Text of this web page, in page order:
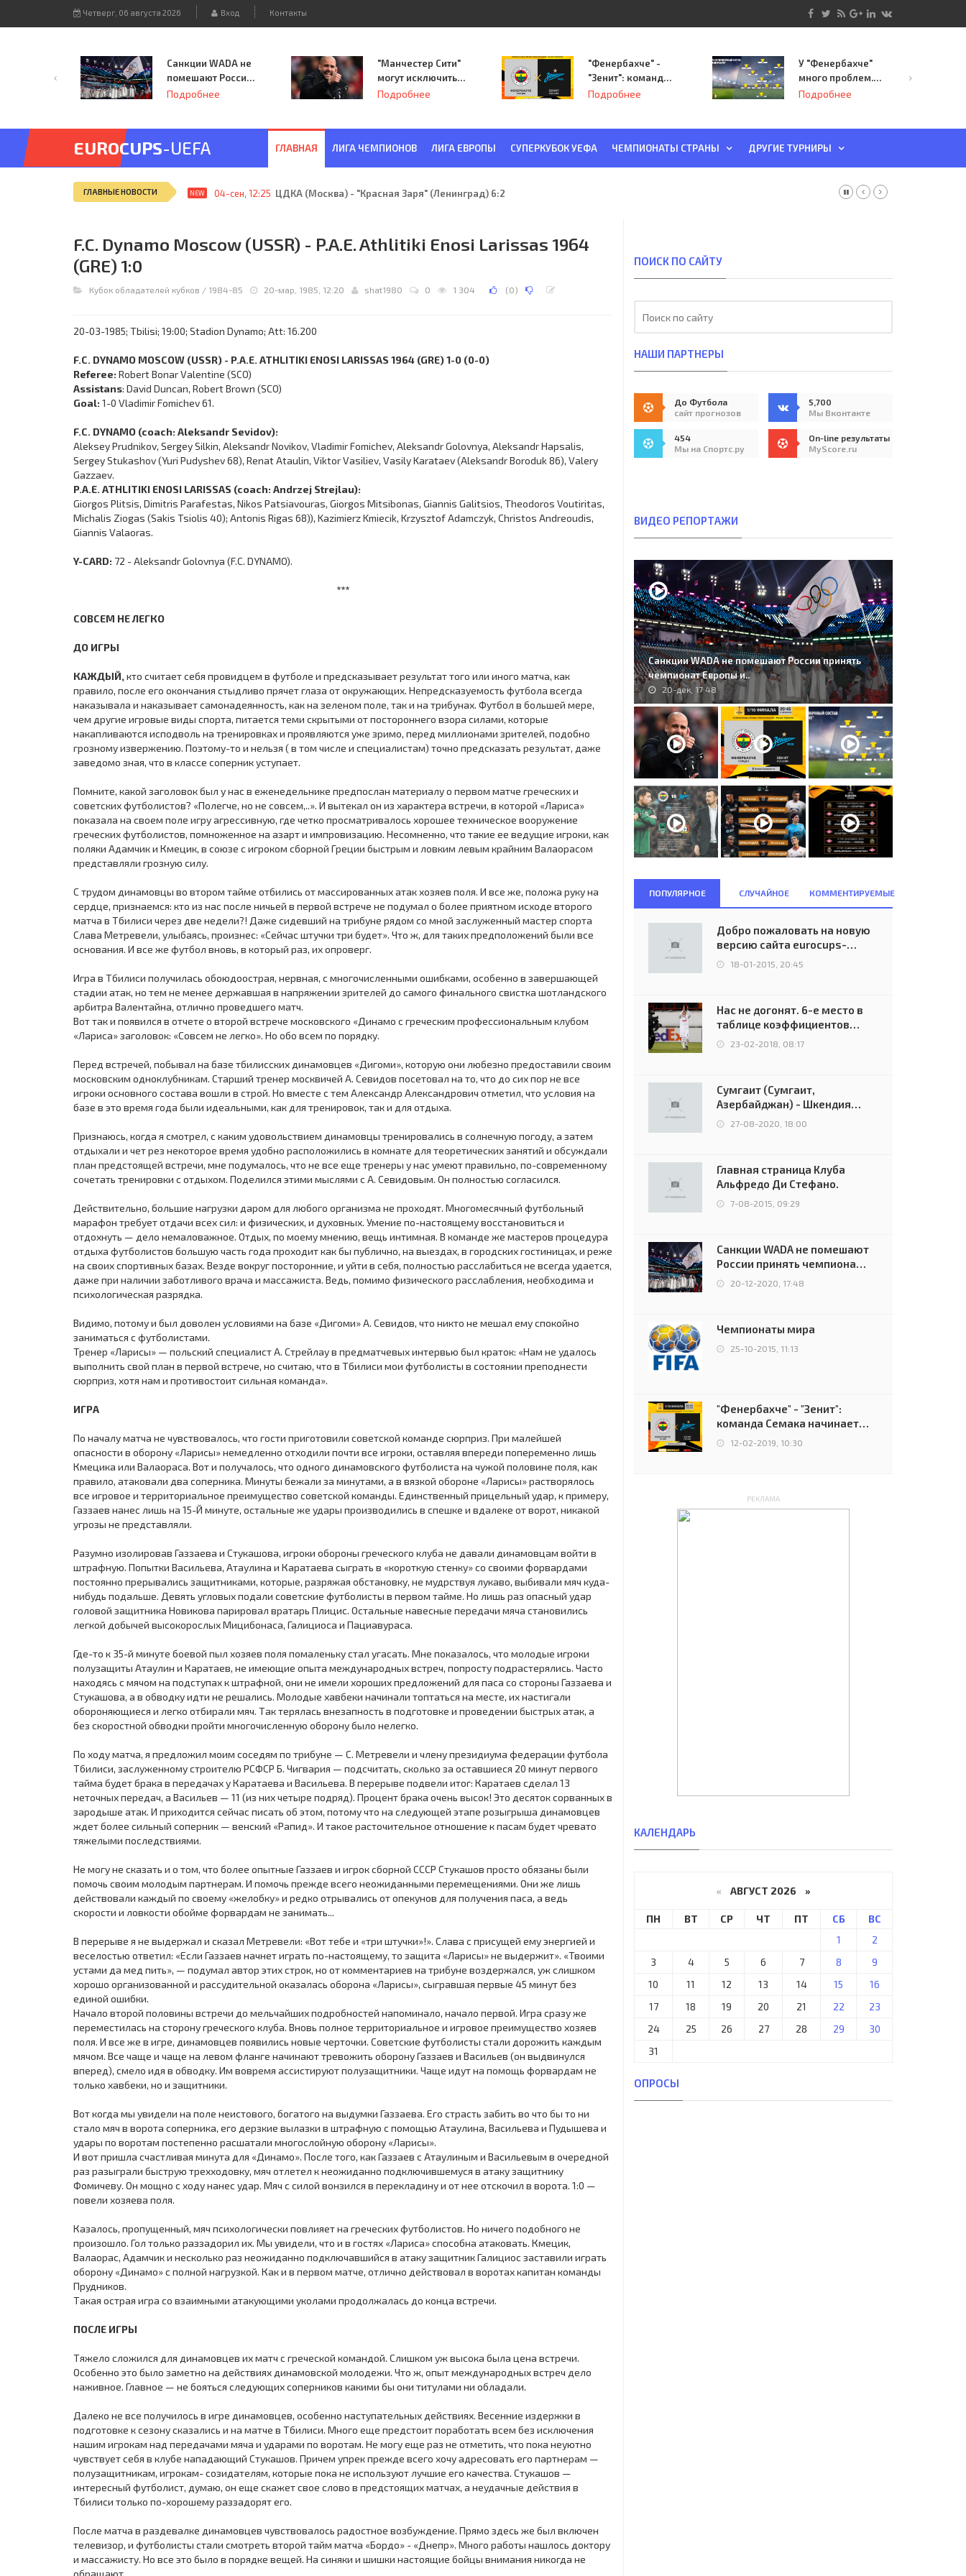
Четверг, 06 августа 2026 Вход Контакты
Санкции WADA не
помешают России
принять
Подробнее
"Манчестер Сити"
могут исключить
из Лиги
Подробнее
"Фенербахче" -
"Зенит": команда
Семака начинает
Подробнее
У "Фенербахче"
много проблем.
Но он опасен для
Подробнее
EUROCUPS-UEFA ГЛАВНАЯ ЛИГА ЧЕМПИОНОВ ЛИГА ЕВРОПЫ СУПЕРКУБОК УЕФА ЧЕМПИОНАТЫ СТРАНЫ ДРУГИЕ ТУРНИРЫ
ГЛАВНЫЕ НОВОСТИ NEW 04-сен, 12:25 ЦДКА (Москва) - "Красная Заря" (Ленинград) 6:2
F.C. Dynamo Moscow (USSR) - P.A.E. Athlitiki Enosi Larissas 1964
(GRE) 1:0
Кубок обладателей кубков / 1984-85 20-мар, 1985, 12:20 shat1980 0 1 304 (0)
20-03-1985; Tbilisi; 19:00; Stadion Dynamo; Att: 16.200
F.C. DYNAMO MOSCOW (USSR) - P.A.E. ATHLITIKI ENOSI LARISSAS 1964 (GRE) 1-0 (0-0)
Referee: Robert Bonar Valentine (SCO)
Assistans: David Duncan, Robert Brown (SCO)
Goal: 1-0 Vladimir Fomichev 61.
F.C. DYNAMO (coach: Aleksandr Sevidov):
Aleksey Prudnikov, Sergey Silkin, Aleksandr Novikov, Vladimir Fomichev, Aleksandr Golovnya, Aleksandr Hapsalis,
Sergey Stukashov (Yuri Pudyshev 68), Renat Ataulin, Viktor Vasiliev, Vasily Karataev (Aleksandr Boroduk 86), Valery
Gazzaev.
P.A.E. ATHLITIKI ENOSI LARISSAS (coach: Andrzej Strejlau):
Giorgos Plitsis, Dimitris Parafestas, Nikos Patsiavouras, Giorgos Mitsibonas, Giannis Galitsios, Theodoros Voutiritas,
Michalis Ziogas (Sakis Tsiolis 40); Antonis Rigas 68)), Kazimierz Kmiecik, Krzysztof Adamczyk, Christos Andreoudis,
Giannis Valaoras.
Y-CARD: 72 - Aleksandr Golovnya (F.C. DYNAMO).
***
СОВСЕМ НЕ ЛЕГКО
ДО ИГРЫ
КАЖДЫЙ, кто считает себя провидцем в футболе и предсказывает результат того или иного матча, как
правило, после его окончания стыдливо прячет глаза от окружающих. Непредсказуемость футбола всегда
наказывала и наказывает самонадеянность, как на зеленом поле, так и на трибунах. Футбол в большей мере,
чем другие игровые виды спорта, питается теми скрытыми от постороннего взора силами, которые
накапливаются исподволь на тренировках и проявляются уже зримо, перед миллионами зрителей, подобно
грозному извержению. Поэтому-то и нельзя ( в том числе и специалистам) точно предсказать результат, даже
заведомо зная, что в классе соперник уступает.
Помните, какой заголовок был у нас в еженедельнике предпослан материалу о первом матче греческих и
советских футболистов? «Полегче, но не совсем,..». И вытекал он из характера встречи, в которой «Лариса»
показала на своем поле игру агрессивную, где четко просматривалось хорошее техническое вооружение
греческих футболистов, помноженное на азарт и импровизацию. Несомненно, что такие ее ведущие игроки, как
поляки Адамчик и Кмецик, в союзе с игроком сборной Греции быстрым и ловким левым крайним Валаорасом
представляли грозную силу.
С трудом динамовцы во втором тайме отбились от массированных атак хозяев поля. И все же, положа руку на
сердце, признаемся: кто из нас после ничьей в первой встрече не подумал о более приятном исходе второго
матча в Тбилиси через две недели?! Даже сидевший на трибуне рядом со мной заслуженный мастер спорта
Слава Метревели, улыбаясь, произнес: «Сейчас штучки три будет». Что ж, для таких предположений были все
основания. И все же футбол вновь, в который раз, их опроверг.
Игра в Тбилиси получилась обоюдоострая, нервная, с многочисленными ошибками, особенно в завершающей
стадии атак, но тем не менее державшая в напряжении зрителей до самого финального свистка шотландского
арбитра Валентайна, отлично проведшего матч.
Вот так и появился в отчете о второй встрече московского «Динамо с греческим профессиональным клубом
«Лариса» заголовок: «Совсем не легко». Но обо всем по порядку.
Перед встречей, побывал на базе тбилисских динамовцев «Дигоми», которую они любезно предоставили своим
московским одноклубникам. Старший тренер москвичей А. Севидов посетовал на то, что до сих пор не все
игроки основного состава вошли в строй. Но вместе с тем Александр Александрович отметил, что условия на
базе в это время года были идеальными, как для тренировок, так и для отдыха.
Признаюсь, когда я смотрел, с каким удовольствием динамовцы тренировались в солнечную погоду, а затем
отдыхали и чет рез некоторое время удобно расположились в комнате для теоретических занятий и обсуждали
план предстоящей встречи, мне подумалось, что не все еще тренеры у нас умеют правильно, по-современному
сочетать тренировки с отдыхом. Поделился этими мыслями с А. Севидовым. Он полностью согласился.
Действительно, большие нагрузки даром для любого организма не проходят. Многомесячный футбольный
марафон требует отдачи всех сил: и физических, и духовных. Умение по-настоящему восстановиться и
отдохнуть — дело немаловажное. Отдых, по моему мнению, вещь интимная. В команде же мастеров процедура
отдыха футболистов большую часть года проходит как бы публично, на выездах, в городских гостиницах, и реже
на своих спортивных базах. Везде вокруг посторонние, и уйти в себя, полностью расслабиться не всегда удается,
даже при наличии заботливого врача и массажиста. Ведь, помимо физического расслабления, необходима и
психологическая разрядка.
Видимо, потому и был доволен условиями на базе «Дигоми» А. Севидов, что никто не мешал ему спокойно
заниматься с футболистами.
Тренер «Ларисы» — польский специалист А. Стрейлау в предматчевых интервью был краток: «Нам не удалось
выполнить свой план в первой встрече, но считаю, что в Тбилиси мои футболисты в состоянии преподнести
сюрприз, хотя нам и противостоит сильная команда».
ИГРА
По началу матча не чувствовалось, что гости приготовили советской команде сюрприз. При малейшей
опасности в оборону «Ларисы» немедленно отходили почти все игроки, оставляя впереди попеременно лишь
Кмецика или Валаораса. Вот и получалось, что одного динамовского футболиста на чужой половине поля, как
правило, атаковали два соперника. Минуты бежали за минутами, а в вязкой обороне «Ларисы» растворялось
все игровое и территориальное преимущество советской команды. Единственный прицельный удар, к примеру,
Газзаев нанес лишь на 15-Й минуте, остальные же удары производились в спешке и вдалеке от ворот, никакой
угрозы не представляли.
Разумно изолировав Газзаева и Стукашова, игроки обороны греческого клуба не давали динамовцам войти в
штрафную. Попытки Васильева, Атаулина и Каратаева сыграть в «короткую стенку» со своими форвардами
постоянно прерывались защитниками, которые, разряжая обстановку, не мудрствуя лукаво, выбивали мяч куда-
нибудь подальше. Девять угловых подали советские футболисты в первом тайме. Но лишь раз опасный удар
головой защитника Новикова парировал вратарь Плицис. Остальные навесные передачи мяча становились
легкой добычей высокорослых Мицибонаса, Галициоса и Пациавураса.
Где-то к 35-й минуте боевой пыл хозяев поля помаленьку стал угасать. Мне показалось, что молодые игроки
полузащиты Атаулин и Каратаев, не имеющие опыта международных встреч, попросту подрастерялись. Часто
находясь с мячом на подступах к штрафной, они не имели хороших предложений для паса со стороны Газзаева и
Стукашова, а в обводку идти не решались. Молодые хавбеки начинали топтаться на месте, их настигали
обороняющиеся и легко отбирали мяч. Так терялась внезапность в подготовке и проведении быстрых атак, а
без скоростной обводки пройти многочисленную оборону было нелегко.
По ходу матча, я предложил моим соседям по трибуне — С. Метревели и члену президиума федерации футбола
Тбилиси, заслуженному строителю РСФСР Б. Чигвария — подсчитать, сколько за оставшиеся 20 минут первого
тайма будет брака в передачах у Каратаева и Васильева. В перерыве подвели итог: Каратаев сделал 13
неточных передач, а Васильев — 11 (из них четыре подряд). Процент брака очень высок! Это десяток сорванных в
зародыше атак. И приходится сейчас писать об этом, потому что на следующей этапе розыгрыша динамовцев
ждет более сильный соперник — венский «Рапид». И такое расточительное отношение к пасам будет чревато
тяжелыми последствиями.
Не могу не сказать и о том, что более опытные Газзаев и игрок сборной СССР Стукашов просто обязаны были
помочь своим молодым партнерам. И помочь прежде всего неожиданными перемещениями. Они же лишь
действовали каждый по своему «желобку» и редко отрывались от опекунов для получения паса, а ведь
скорости и ловкости обойме форвардам не занимать...
В перерыве я не выдержал и сказал Метревели: «Вот тебе и «три штучки»!». Слава с присущей ему энергией и
веселостью ответил: «Если Газзаев начнет играть по-настоящему, то защита «Ларисы» не выдержит». «Твоими
устами да мед пить», — подумал автор этих строк, но от комментариев на трибуне воздержался, уж слишком
хорошо организованной и рассудительной оказалась оборона «Ларисы», сыгравшая первые 45 минут без
единой ошибки.
Начало второй половины встречи до мельчайших подробностей напоминало, начало первой. Игра сразу же
переместилась на сторону греческого клуба. Вновь полное территориальное и игровое преимущество хозяев
поля. И все же в игре, динамовцев появились новые черточки. Советские футболисты стали дорожить каждым
мячом. Все чаще и чаще на левом фланге начинают тревожить оборону Газзаев и Васильев (он выдвинулся
вперед), смело идя в обводку. Им вовремя ассистируют полузащитники. Чаще идут на помощь форвардам не
только хавбеки, но и защитники.
Вот когда мы увидели на поле неистового, богатого на выдумки Газзаева. Его страсть забить во что бы то ни
стало мяч в ворота соперника, его дерзкие вылазки в штрафную с помощью Атаулина, Васильева и Пудышева и
удары по воротам постепенно расшатали многослойную оборону «Ларисы».
И вот пришла счастливая минута для «Динамо». После того, как Газзаев с Атаулиным и Васильевым в очередной
раз разыграли быструю трехходовку, мяч отлетел к неожиданно подключившемуся в атаку защитнику
Фомичеву. Он мощно с ходу нанес удар. Мяч с силой вонзился в перекладину и от нее отскочил в ворота. 1:0 —
повели хозяева поля.
Казалось, пропущенный, мяч психологически повлияет на греческих футболистов. Но ничего подобного не
произошло. Гол только раззадорил их. Мы увидели, что и в гостях «Лариса» способна атаковать. Кмецик,
Валаорас, Адамчик и несколько раз неожиданно подключавшийся в атаку защитник Галициос заставили играть
оборону «Динамо» с полной нагрузкой. Как и в первом матче, отлично действовал в воротах капитан команды
Прудников.
Такая острая игра со взаимными атакующими уколами продолжалась до конца встречи.
ПОСЛЕ ИГРЫ
Тяжело сложился для динамовцев их матч с греческой командой. Слишком уж высока была цена встречи.
Особенно это было заметно на действиях динамовской молодежи. Что ж, опыт международных встреч дело
наживное. Главное — не бояться следующих соперников какими бы они титулами ни обладали.
Далеко не все получилось в игре динамовцев, особенно наступательных действиях. Весенние издержки в
подготовке к сезону сказались и на матче в Тбилиси. Много еще предстоит поработать всем без исключения
нашим игрокам над передачами мяча и ударами по воротам. Не могу еще раз не отметить, что пока неуютно
чувствует себя в клубе нападающий Стукашов. Причем упрек прежде всего хочу адресовать его партнерам —
полузащитникам, игрокам- созидателям, которые пока не используют лучшие его качества. Стукашов —
интересный футболист, думаю, он еще скажет свое слово в предстоящих матчах, а неудачные действия в
Тбилиси только по-хорошему раззадорят его.
После матча в раздевалке динамовцев чувствовалось радостное возбуждение. Прямо здесь же был включен
телевизор, и футболисты стали смотреть второй тайм матча «Бордо» - «Днепр». Много работы нашлось доктору
и массажисту. Но все это было в порядке вещей. На синяки и шишки настоящие бойцы внимания никогда не
обращают.
ПОИСК ПО САЙТУ
НАШИ ПАРТНЕРЫ
До Футбола
сайт прогнозов
5,700
Мы Вконтакте
454
Мы на Спортс.ру
On-line результаты
MyScore.ru
ВИДЕО РЕПОРТАЖИ
Санкции WADA не помешают России принять
чемпионат Европы и..
20-дек, 17:48
ПОПУЛЯРНОЕ СЛУЧАЙНОЕ КОММЕНТИРУЕМЫЕ
Добро пожаловать на новую
версию сайта eurocups-
uefa.ru
18-01-2015, 20:45
Нас не догонят. 6-е место в
таблице коэффициентов
УЕФА остаётся за Россией
23-02-2018, 08:17
Сумгаит (Сумгаит,
Азербайджан) - Шкендия
(Тетово, Северная
Македония) - 0:2 (0:0)
27-08-2020, 18:00
Главная страница Клуба
Альфредо Ди Стефано.
7-08-2015, 09:29
Санкции WADA не помешают
России принять чемпионат
Европы и финал Лиги
чемпионов.
20-12-2020, 17:48
Чемпионаты мира
25-10-2015, 11:13
"Фенербахче" - "Зенит":
команда Семака начинает
путь в плей-офф Лиги
12-02-2019, 10:30
РЕКЛАМА
КАЛЕНДАРЬ
« АВГУСТ 2026 »
ПН ВТ СР ЧТ ПТ СБ
ВС
1
2
3
4 5 6 7 8
9
10
11 12 13 14 15
16
17
18 19 20 21 22
23
24
25 26 27 28 29
30
31
ОПРОСЫ